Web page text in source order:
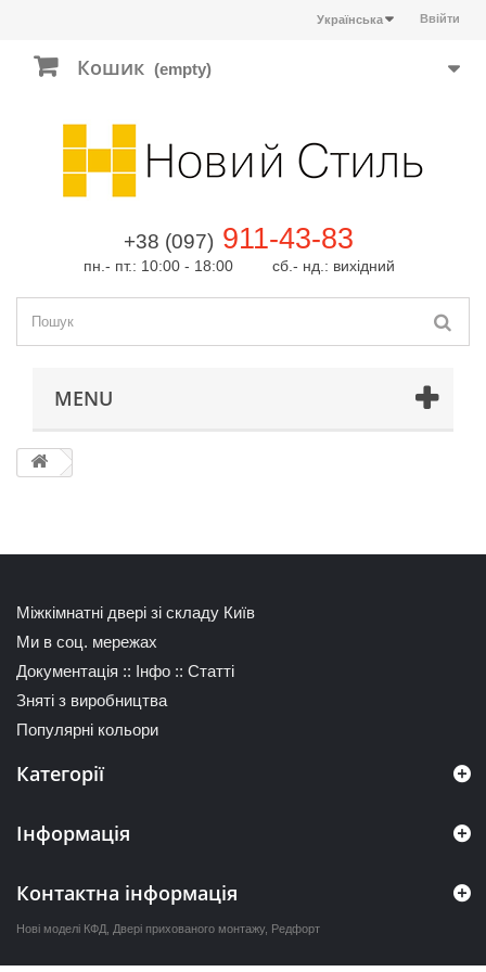
Ввійти
Українська
Кошик (empty)
+38 (097) 911-43-83
пн.- пт.: 10:00 - 18:00 сб.- нд.: вихідний
MENU
Міжкімнатні двері зі складу Київ
Ми в соц. мережах
Документація :: Інфо :: Статті
Зняті з виробництва
Популярні кольори
Категорії
Інформація
Контактна інформація
Нові моделі КФД Двері прихованого монтажу, Редфорт